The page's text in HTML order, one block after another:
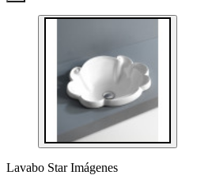
Lavabo Star Imágenes